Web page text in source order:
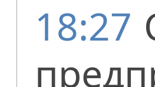
18:27